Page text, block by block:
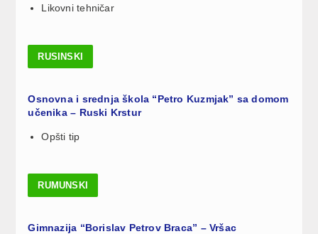
Likovni tehničar
RUSINSKI
Osnovna i srednja škola “Petro Kuzmjak” sa domom
učenika – Ruski Krstur
Opšti tip
RUMUNSKI
Gimnazija “Borislav Petrov Braca” – Vršac